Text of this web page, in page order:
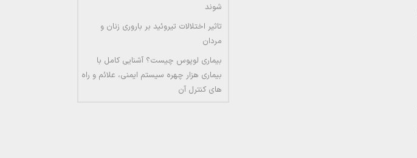
شوند
تاثیر اختلالات تیروئید بر باروری زنان و
مردان
بیماری لوپوس چیست؟ آشنایی کامل با
بیماری هزار چهره سیستم ایمنی، علائم و راه
های کنترل آن